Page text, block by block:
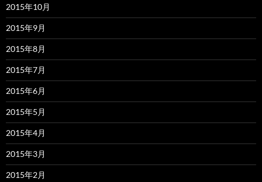
2015年10月
2015年9月
2015年8月
2015年7月
2015年6月
2015年5月
2015年4月
2015年3月
2015年2月